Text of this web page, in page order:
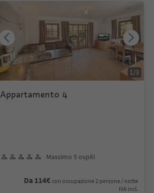
Appartamento 4
Massimo 5 ospiti
Da 114€ con occupazione 2 persone / notte
IVA incl.
1 /3